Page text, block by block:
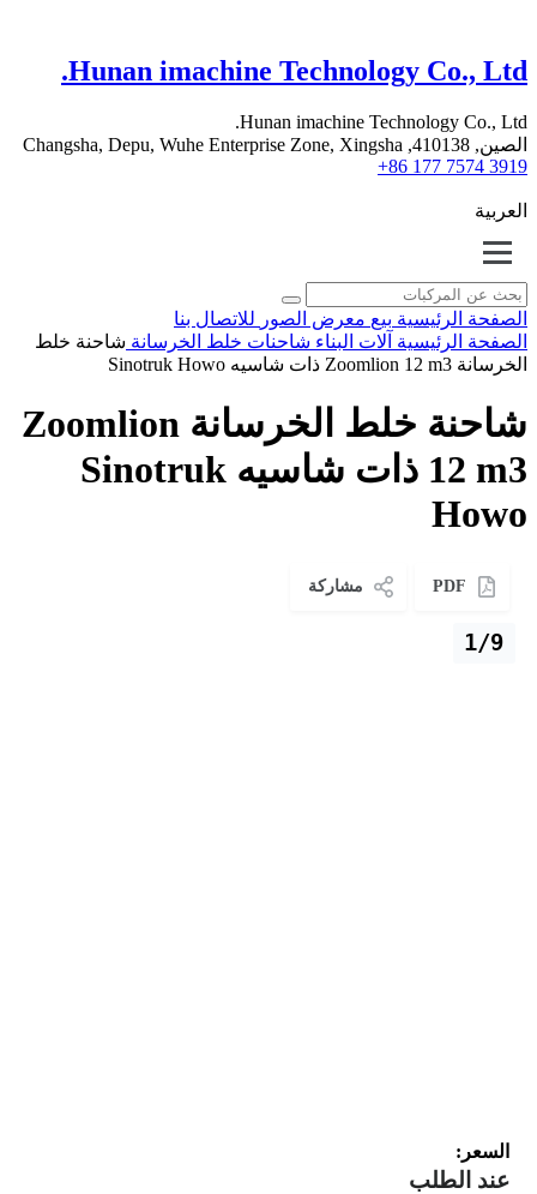
Hunan imachine Technology Co., Ltd.
Hunan imachine Technology Co., Ltd.
الصين, 410138, Changsha, Depu, Wuhe Enterprise Zone, Xingsha
+86 177 7574 3919
العربية
الصفحة الرئيسية بيع معرض الصور للاتصال بنا
الصفحة الرئيسية آلات البناء شاحنات خلط الخرسانة شاحنة خلط
الخرسانة Zoomlion 12 m3 ذات شاسيه Sinotruk Howo
شاحنة خلط الخرسانة Zoomlion
12 m3 ذات شاسيه Sinotruk
Howo
PDF مشاركة
1/9
السعر:
عند الطلب